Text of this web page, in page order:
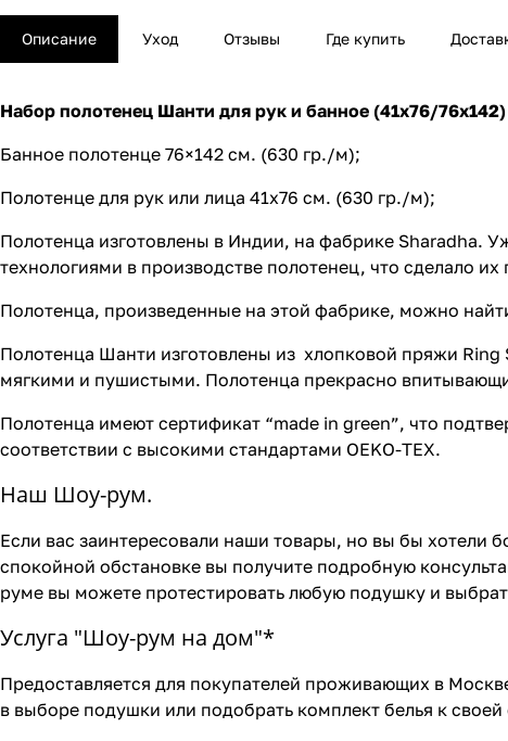
Описание Уход Отзывы Где купить
Набор полотенец Шанти для рук и банное (41x76/
Банное полотенце 76×142 см. (630 гр./м);
Полотенце для рук или лица 41х76 см. (630 гр./м);
Полотенца изготовлены в Индии, на фабрике Sharadha.
технологиями в производстве полотенец, что сделало
Полотенца, произведенные на этой фабрике, можно
Полотенца Шанти изготовлены из хлопковой пряжи
мягкими и пушистыми. Полотенца прекрасно
Полотенца имеют сертификат “made in green”, что
соответствии с высокими стандартами OEKO-TEX.
Наш Шоу-рум.
Если вас заинтересовали наши товары, но вы бы
спокойной обстановке вы получите подробную
руме вы можете протестировать любую подушку и
Услуга "Шоу-рум на дом"*
Предоставляется для покупателей проживающих в
в выборе подушки или подобрать комплект белья к